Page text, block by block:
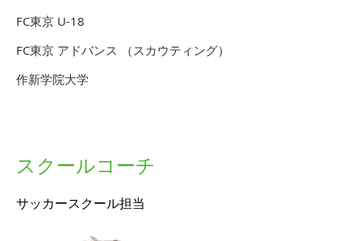
FC東京 U-18
FC東京 アドバンス （スカウティング）
作新学院大学
スクールコーチ
サッカースクール担当